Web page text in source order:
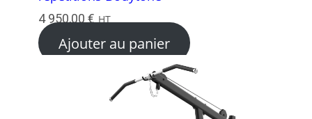
4 950,00 € HT
Ajouter au panier